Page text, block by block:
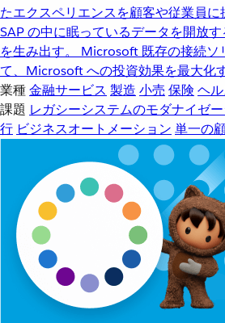
たエクスペリエンスを顧客や従業員に
SAP の中に眠っているデータを開放
を生み出す。
Microsoft 既存の接続ソ
て、Microsoft への投資効果を最大化す
業種金融サービス 製造 小売 保険 ヘ
課題 レガシーシステムのモダナイゼ
行 ビジネスオートメーション 単一の